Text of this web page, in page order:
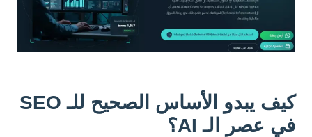
كيف يبدو الأساس الصحيح للـ SEO
في عصر الـ AI؟